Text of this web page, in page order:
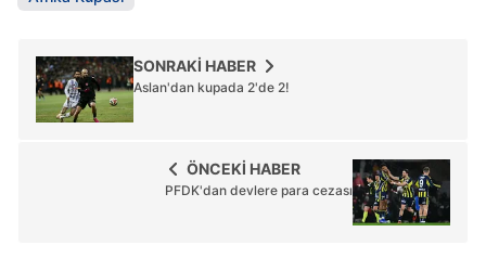
SONRAKİ HABER
Aslan'dan kupada 2'de 2!
ÖNCEKİ HABER
PFDK'dan devlere para cezası